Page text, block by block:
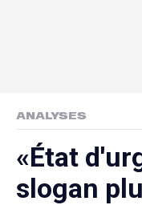
ANALYSES
«État
slogan